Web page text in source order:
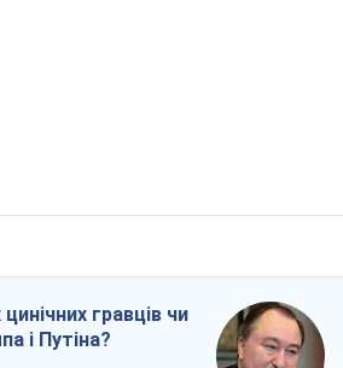
гравців чи
і Путіна?